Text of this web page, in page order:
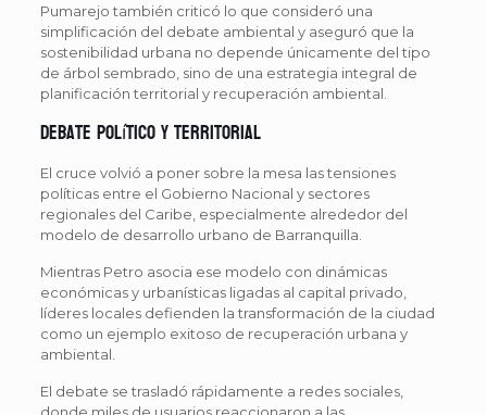
Pumarejo también criticó lo que consideró una
simplificación del debate ambiental y aseguró que la
sostenibilidad urbana no depende únicamente del tipo
de árbol sembrado, sino de una estrategia integral de
planificación territorial y recuperación ambiental.
Debate político y territorial
El cruce volvió a poner sobre la mesa las tensiones
políticas entre el Gobierno Nacional y sectores
regionales del Caribe, especialmente alrededor del
modelo de desarrollo urbano de Barranquilla.
Mientras Petro asocia ese modelo con dinámicas
económicas y urbanísticas ligadas al capital privado,
líderes locales defienden la transformación de la ciudad
como un ejemplo exitoso de recuperación urbana y
ambiental.
El debate se trasladó rápidamente a redes sociales,
donde miles de usuarios reaccionaron a las